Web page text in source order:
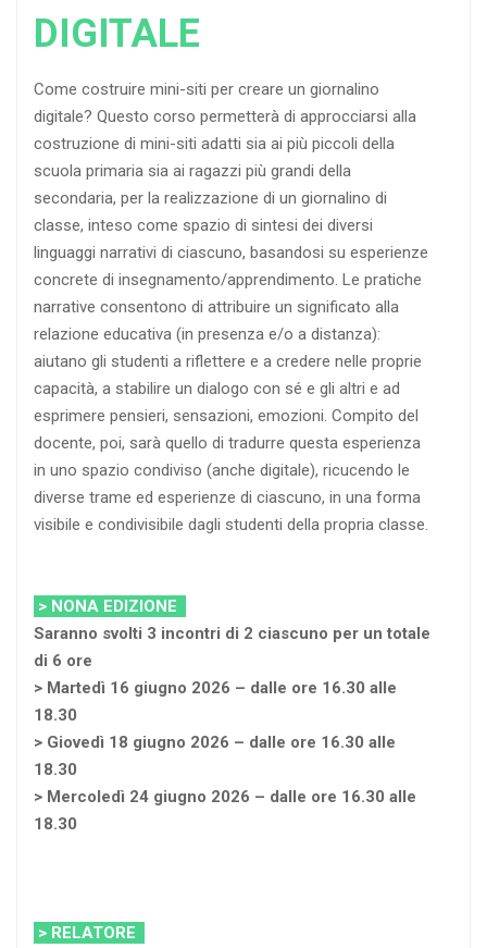
DIGITALE
Come costruire mini-siti per creare un giornalino
digitale? Questo corso permetterà di approcciarsi alla
costruzione di mini-siti adatti sia ai più piccoli della
scuola primaria sia ai ragazzi più grandi della
secondaria, per la realizzazione di un giornalino di
classe, inteso come spazio di sintesi dei diversi
linguaggi narrativi di ciascuno, basandosi su esperienze
concrete di insegnamento/apprendimento. Le pratiche
narrative consentono di attribuire un significato alla
relazione educativa (in presenza e/o a distanza):
aiutano gli studenti a riflettere e a credere nelle proprie
capacità, a stabilire un dialogo con sé e gli altri e ad
esprimere pensieri, sensazioni, emozioni. Compito del
docente, poi, sarà quello di tradurre questa esperienza
in uno spazio condiviso (anche digitale), ricucendo le
diverse trame ed esperienze di ciascuno, in una forma
visibile e condivisibile dagli studenti della propria classe.
> NONA EDIZIONE
Saranno svolti 3 incontri di 2 ciascuno per un totale
di 6 ore
> Martedì 16 giugno 2026 – dalle ore 16.30 alle
18.30
> Giovedì 18 giugno 2026 – dalle ore 16.30 alle
18.30
> Mercoledì 24 giugno 2026 – dalle ore 16.30 alle
18.30
> RELATORE